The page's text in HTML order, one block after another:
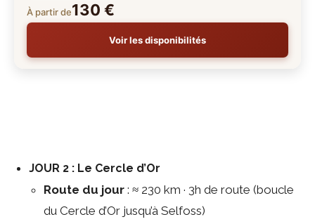
À partir de130 €
Voir les disponibilités
JOUR 2 : Le Cercle d’Or
Route du jour : ≈ 230 km · 3h de route (boucle
du Cercle d’Or jusqu’à Selfoss)